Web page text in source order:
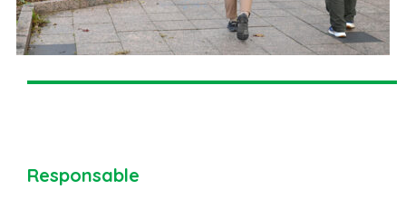
Responsable